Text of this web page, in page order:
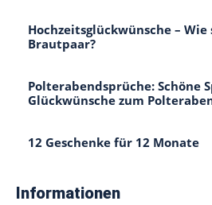
Hochzeitsglückwünsche –
Brautpaar?
Polterabendsprüche: Schöne
Glückwünsche zum
12 Geschenke für 12 Monate
Informationen